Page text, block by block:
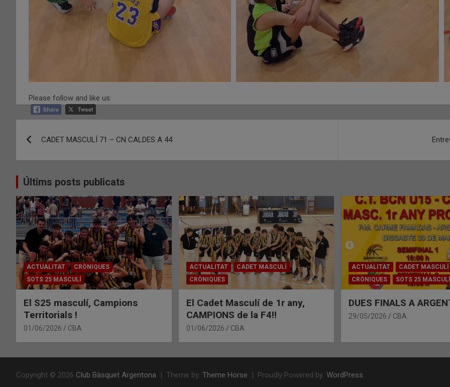
Please follow and like us:
d'entrades
CADET MASCULÍ 71 – CN CALDES A 44
Últims posts publicats
ACTUALITAT
CRÒNIQUES
SOTS 25 MASCULÍ
El S25 masculí, Campions
Territorials !
01/06/2026 CBA
ACTUALITAT
CADET MASCULÍ
CRÒNIQUES
El Cadet Masculí de 1r any,
CAMPIONS de la F4!!
01/06/2026 CBA
ACTUALITAT
CADET MASCULÍ
CRÒNIQUES
SOTS 25 MASCULÍ
DUES FINALS A
29/05/2026 CBA
Copyright © 2026 Club Bàsquet Argentona Theme by: Theme Horse Proudly Powered by: WordPress